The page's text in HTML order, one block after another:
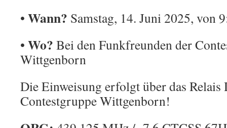
• Wann? Samstag, 14. Juni 2025, von
• Wo? Bei den Funkfreunden der
Wittgenborn
Die Einweisung erfolgt über das
Contestgruppe Wittgenborn!